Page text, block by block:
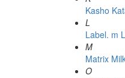
Kasho
L
Label. m
M
Matrix
O